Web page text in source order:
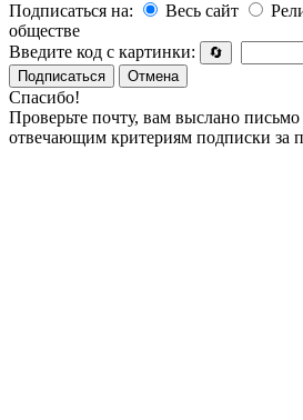
Подписаться на:
Весь сайт
обществе
Введите код с картинки:
🔄
Подписаться
Отмена
Спасибо!
Проверьте почту, вам выслано письмо
отвечающим критериям подписки за